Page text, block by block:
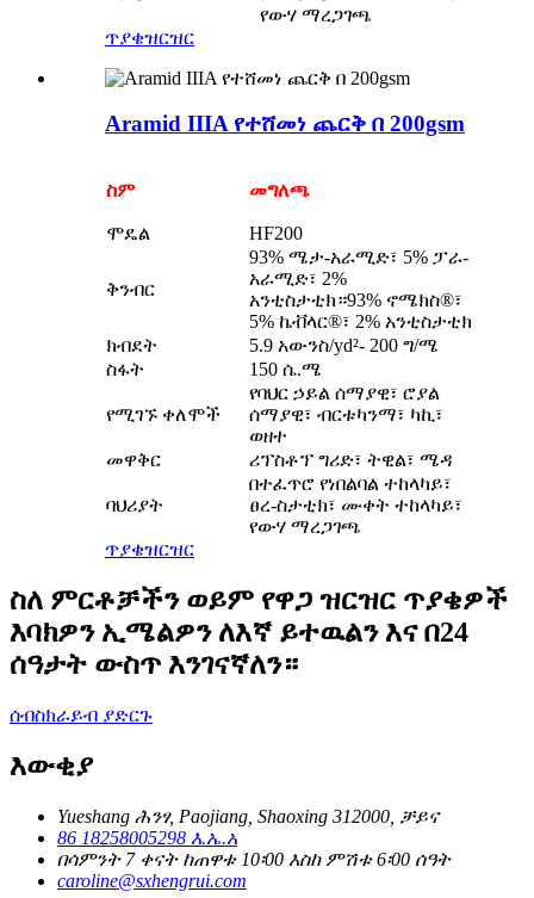
የውሃ ማረጋገጫ
ጥያቄዝርዝር
Aramid IIIA የተሸመነ ጨርቅ በ 200gsm
ስም መግለጫ
ሞዴል HF200
ቅንብር
93% ሜታ-አራሚድ፣ 5% ፓራ-
አራሚድ፣ 2%
አንቲስታቲክ።93% ኖሜክስ®፣
5% ኬቭላር®፣ 2% አንቲስታቲክ
ክብደት
5.9 አውንስ/yd²- 200 ግ/ሜ
ስፋት
150 ሴ.ሜ
የሚገኙ ቀለሞች
የባህር ኃይል ሰማያዊ፣ ሮያል
ሰማያዊ፣ ብርቱካንማ፣ ካኪ፣
ወዘተ
መዋቅር
ሪፕስቶፕ ግሪድ፣ ትዊል፣ ሜዳ
ባህሪያት
በተፈጥሮ የነበልባል ተከላካይ፣
ፀረ-ስታቲክ፣ ሙቀት ተከላካይ፣
የውሃ ማረጋገጫ
ጥያቄዝርዝር
ስለ ምርቶቻችን ወይም የዋጋ ዝርዝር ጥያቄዎች
እባክዎን ኢሜልዎን ለእኛ ይተዉልን እና በ24
ሰዓታት ውስጥ እንገናኛለን።
ሰብስክራይብ ያድርጉ
እውቂያ
Yueshang ሕንፃ, Paojiang, Shaoxing 312000, ቻይና
86 18258005298 እ.ኤ.አ
በሳምንት 7 ቀናት ከጠዋቱ 10፡00 እስከ ምሽቱ 6፡00 ሰዓት
caroline@sxhengrui.com